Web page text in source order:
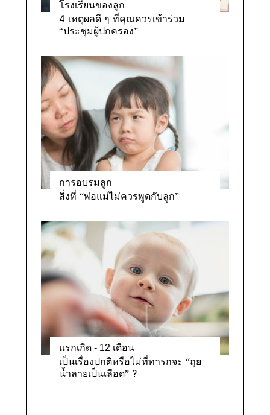
โรงเรียนของลูก
4 เหตุผลดี ๆ ที่คุณควรเข้าร่วม
“ประชุมผู้ปกครอง”
การอบรมลูก
สิ่งที่ “พ่อแม่ไม่ควรพูดกับลูก”
แรกเกิด - 12 เดือน
เป็นเรื่องปกติหรือไม่ที่ทารกจะ “ถุย
น้ำลายเป็นเลือด” ?